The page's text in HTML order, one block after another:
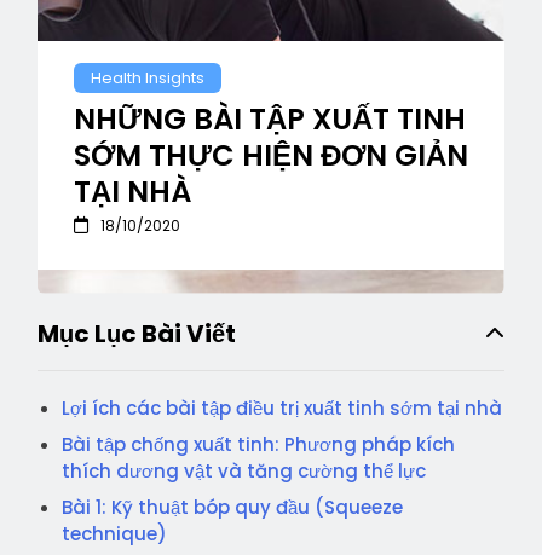
Health Insights
NHỮNG BÀI TẬP XUẤT TINH
SỚM THỰC HIỆN ĐƠN GIẢN
TẠI NHÀ
18/10/2020
Mục Lục Bài Viết
Lợi ích các bài tập điều trị xuất tinh sớm tại nhà
Bài tập chống xuất tinh: Phương pháp kích
thích dương vật và tăng cường thể lực
Bài 1: Kỹ thuật bóp quy đầu (Squeeze
technique)